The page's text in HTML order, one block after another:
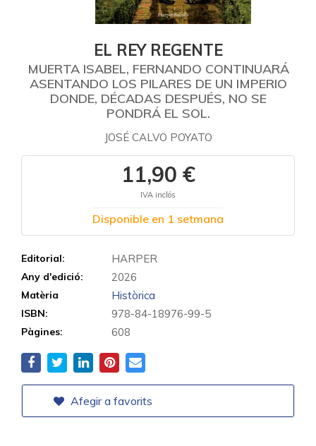
EL REY REGENTE
MUERTA ISABEL, FERNANDO CONTINUARÁ
ASENTANDO LOS PILARES DE UN IMPERIO
DONDE, DÉCADAS DESPUÉS, NO SE
PONDRÁ EL SOL.
JOSÉ CALVO POYATO
11,90 €
IVA inclós
Disponible en 1 setmana
Editorial: HARPER
Any d'edició: 2026
Matèria Històrica
ISBN: 978-84-18976-99-5
Pàgines: 608
Afegir a favorits